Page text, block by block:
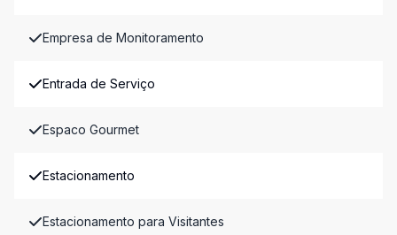
Empresa de Monitoramento
Entrada de Serviço
Espaco Gourmet
Estacionamento
Estacionamento para Visitantes